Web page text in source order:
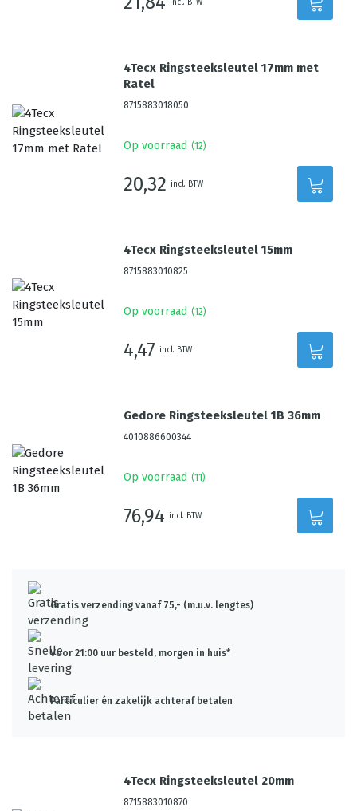
incl. BTW
4Tecx Ringsteeksleutel 17mm met
Ratel
8715883018050
Op voorraad (12)
20,32 incl. BTW
4Tecx Ringsteeksleutel 15mm
8715883010825
Op voorraad (12)
4,47 incl. BTW
Gedore Ringsteeksleutel 1B 36mm
4010886600344
Op voorraad (11 )
76,94 incl. BTW
Gratis verzending vanaf 75,- (m.u.v. lengtes)
Voor 21:00 uur besteld, morgen in huis*
Particulier én zakelijk achteraf betalen
4Tecx Ringsteeksleutel 20mm
8715883010870